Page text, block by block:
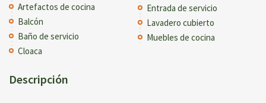
Artefactos de cocina
Balcón
Baño de servicio
Cloaca
Entrada de servicio
Lavadero cubierto
Muebles de cocina
Descripción